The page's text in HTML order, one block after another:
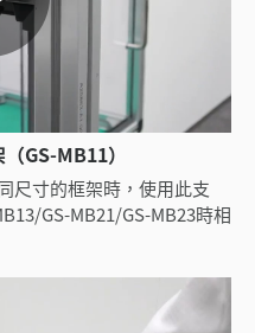
GS-MB11）
尺寸的框架時，使用此支
GS-MB21/GS-MB23時相